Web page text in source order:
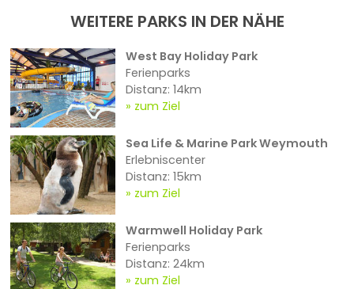
WEITERE PARKS IN DER NÄHE
West Bay Holiday Park
Ferienparks
Distanz: 14km
zum Ziel
Sea Life & Marine Park Weymouth
Erlebniscenter
Distanz: 15km
zum Ziel
Warmwell Holiday Park
Ferienparks
Distanz: 24km
zum Ziel